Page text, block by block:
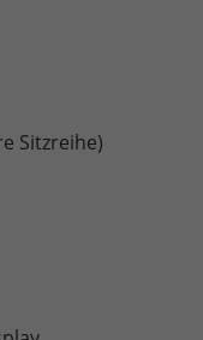
Sitzreihe)